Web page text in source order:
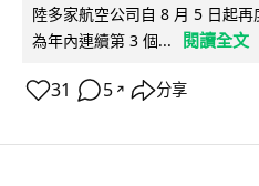
陸多家航空公司自 8 月 5 日起再
為年內連續第 3 個...
閱讀全文
31 5 ↗ 分享